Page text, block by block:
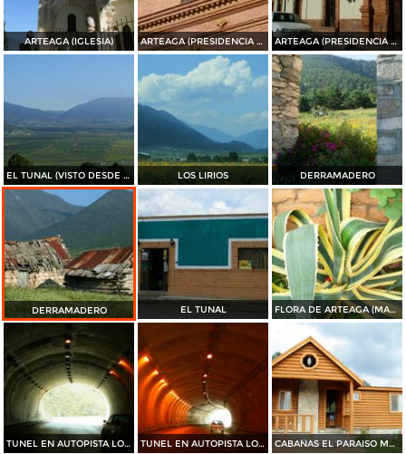
ARTEAGA (IGLESIA) ARTEAGA (PRESIDENCIA MUNICIPAL) ARTEAGA (PRESIDENCIA MUNICIPAL)
EL TUNAL (VISTO DESDE EL PUERTO DE JAME) LOS LIRIOS DERRAMADERO
DERRAMADERO EL TUNAL FLORA DE ARTEAGA (MAGUEY)
TUNEL EN AUTOPISTA LOS CHORROS TUNEL EN AUTOPISTA LOS CHORROS CABAÑAS EL PARAISO MAGISTERIAL